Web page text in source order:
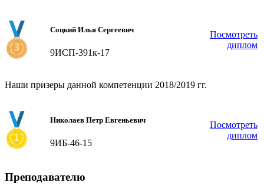
Соцкий Илья Сергеевич
9ИСП-391к-17
Посмотреть
диплом
Наши призеры данной компетенции 2018/2019 гг.
Николаев Петр Евгеньевич
9ИБ-46-15
Посмотреть
диплом
Преподавателю